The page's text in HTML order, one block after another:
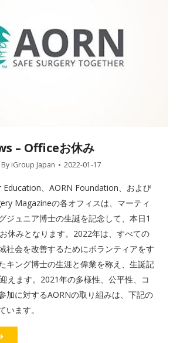
– Officeお休み
By iGroup Japan 2022-01-17
Education、AORN Foundation、および
Magazineの各オフィスは、マーティ
ジュニア博士の生誕を記念して、本日1
休みとなります。2022年は、すべての
社会を改善するためにボランティアをす
キング博士の生涯と偉業を称え、生誕記
えます。2021年の多様性、公平性、コ
加に対するAORNの取り組みは、下記の
います。